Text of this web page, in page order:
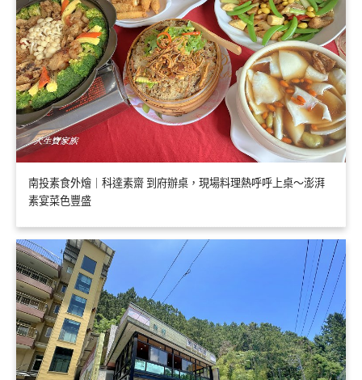
南投素食外燴｜科達素齋 到府辦桌，現場料理熱呼呼上桌～澎湃
素宴菜色豐盛